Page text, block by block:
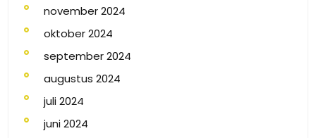
november 2024
oktober 2024
september 2024
augustus 2024
juli 2024
juni 2024